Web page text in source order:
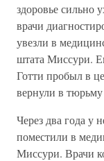
здоровье сильно
врачи
увезли в
штата Миссури.
Готти пробыл в
вернули в
Через два года у
поместили в
Миссури. Врачи